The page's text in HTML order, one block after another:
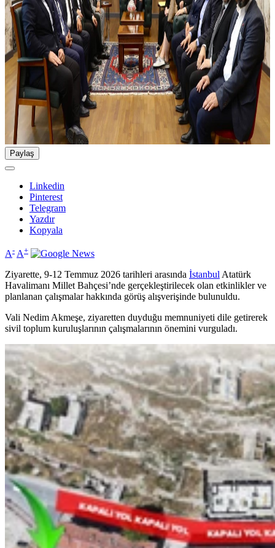
Paylaş
Linkedin
Pinterest
Telegram
Yazdır
Kopyala
A- A+
Ziyarette, 9-12 Temmuz 2026 tarihleri arasında İstanbulAtatürk
Havalimanı Millet Bahçesi’nde gerçekleştirilecek olan etkinlikler ve
planlanan çalışmalar hakkında görüş alışverişinde bulunuldu.
Vali Nedim Akmeşe, ziyaretten duyduğu memnuniyeti dile getirerek
sivil toplum kuruluşlarının çalışmalarının önemini vurguladı.